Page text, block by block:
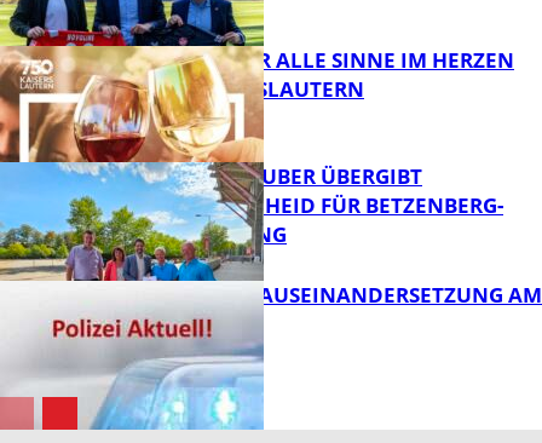
FB News
FB News
FB Kultur
GENÜSSE FÜR ALLE SINNE IM HERZEN
VON KAISERSLAUTERN
MINISTER TEUBER ÜBERGIBT
FÖRDERBESCHEID FÜR BETZENBERG-
ENTWICKLUNG
HANDFESTE AUSEINANDERSETZUNG AM
PFAFFPLATZ